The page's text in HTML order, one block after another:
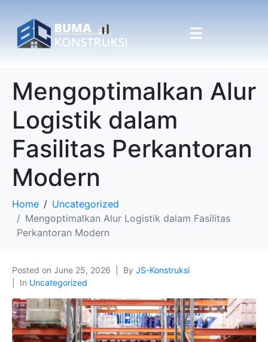
Mengoptimalkan Alur
Logistik dalam
Fasilitas Perkantoran
Modern
Home
Uncategorized
Mengoptimalkan Alur Logistik dalam Fasilitas
Perkantoran Modern
Posted on June 25, 2026 By JS-Konstruksi
In Uncategorized